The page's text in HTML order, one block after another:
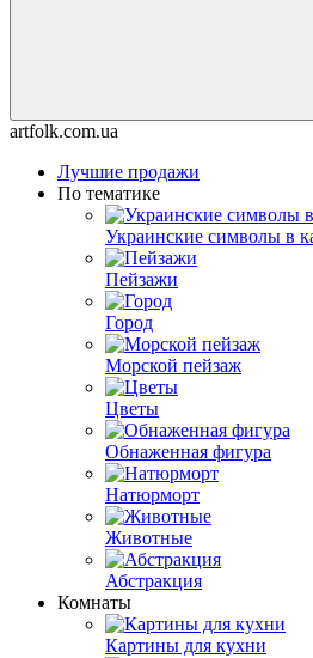
artfolk.com.ua
Лучшие продажи
По тематике
Украинские символы в
Пейзажи
Город
Морской пейзаж
Цветы
Обнаженная фигура
Натюрморт
Животные
Абстракция
Комнаты
Картины для кухни